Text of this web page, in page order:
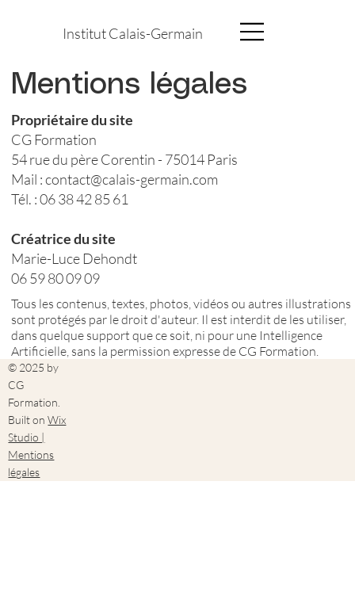
Institut Calais-Germain
Mentions légales
Propriétaire du site
CG Formation
54 rue du père Corentin - 75014 Paris
Mail :contact@calais-germain.com
Tél. : 06 38 42 85 61
Créatrice du site
Marie-Luce Dehondt
06 59 80 09 09
Tous les contenus, textes, photos, vidéos ou autres illustrations
sont protégés par le droit d'auteur. Il est interdit de les utiliser,
dans quelque support que ce soit, ni pour une Intelligence
Artificielle, sans la permission expresse de CG Formation.
© 2025 by
CG
Formation.
Built onWix
Studio |
Mentions
légales